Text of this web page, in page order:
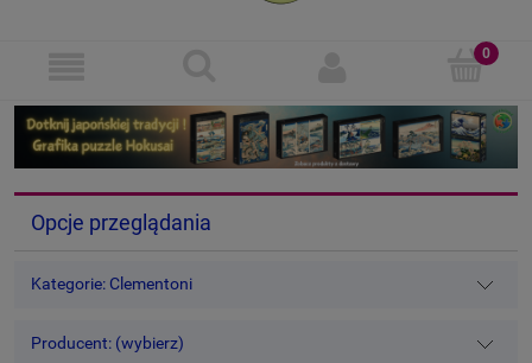
Opcje przeglądania
Kategorie: Clementoni
Producent: (wybierz)